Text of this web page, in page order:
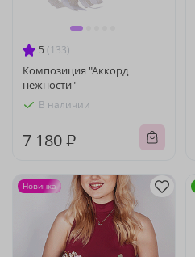
5 (133)
Композиция "Аккорд
нежности"
В наличии
7 180 ₽
Новинка